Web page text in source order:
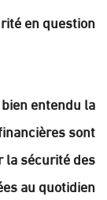
en question
entendu la
sont
la sécurité des
au quotidien ?